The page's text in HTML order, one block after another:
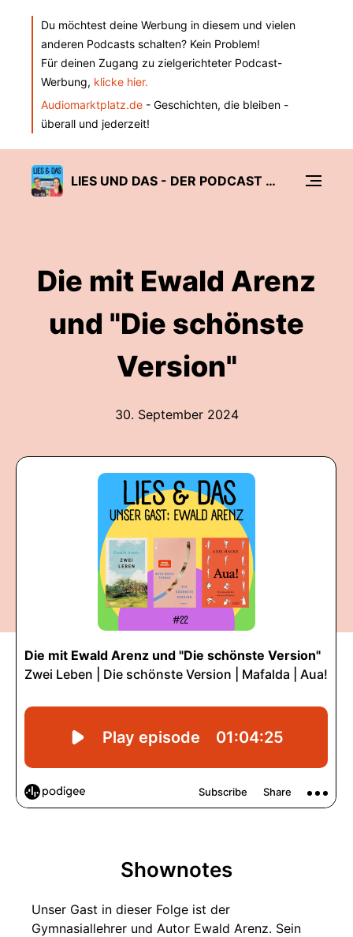
Du möchtest deine Werbung in diesem und vielen
anderen Podcasts schalten? Kein Problem!
Für deinen Zugang zu zielgerichteter Podcast-
Werbung, klicke hier.
Audiomarktplatz.de - Geschichten, die bleiben -
überall und jederzeit!
LIES UND DAS - DER PODCAST FÜR ALLE, DIE GERNE BÜCHER LESEN
Die mit Ewald Arenz
und "Die schönste
Version"
30. September 2024
Shownotes
Unser Gast in dieser Folge ist der
Gymnasiallehrer und Autor Ewald Arenz. Sein